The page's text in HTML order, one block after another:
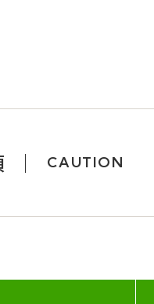
CAUTION